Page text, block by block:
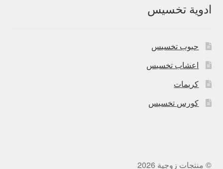
ادوية تخسيس
حبوب تخسيس
اعشاب تخسيس
كريمات
كورس تخسيس
© منتجات زوجية 2026